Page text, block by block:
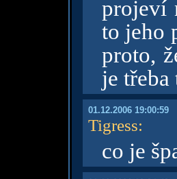
projeví
to jeho
proto,
je
01.12.2006 19:00:59
Tigress:
co je